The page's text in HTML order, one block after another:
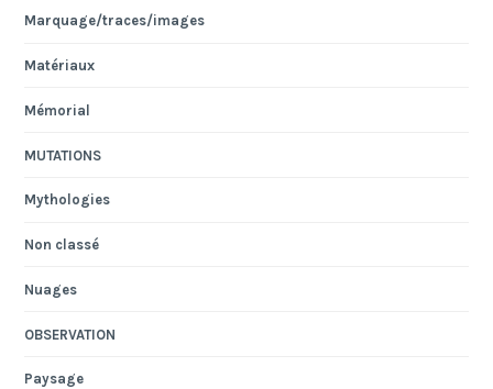
Marquage/traces/images
Matériaux
Mémorial
MUTATIONS
Mythologies
Non classé
Nuages
OBSERVATION
Paysage